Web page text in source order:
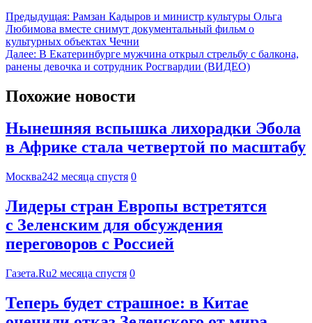
Предыдущая: Рамзан Кадыров и министр культуры Ольга
Любимова вместе снимут документальный фильм о
культурных объектах Чечни
Далее: В Екатеринбурге мужчина открыл стрельбу с балкона,
ранены девочка и сотрудник Росгвардии (ВИДЕО)
Похожие новости
Нынешняя вспышка лихорадки Эбола
в Африке стала четвертой по масштабу
Москва242 месяца спустя 0
Лидеры стран Европы встретятся
с Зеленским для обсуждения
переговоров с Россией
Газета.Ru2 месяца спустя 0
Теперь будет страшное: в Китае